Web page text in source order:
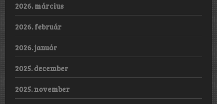
2026. március
2026. február
2026. január
2025. december
2025. november